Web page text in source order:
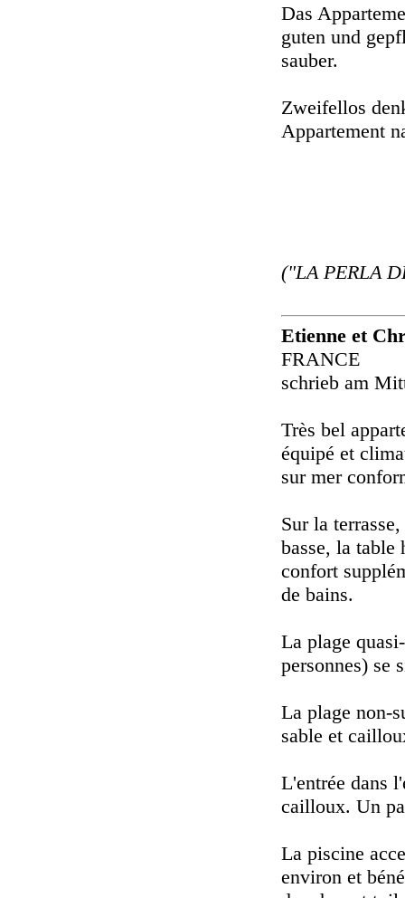
Das
guten und
sauber.
Zweifellos
Appartement
("LA PERLA
Etienne et
FRANCE
schrieb am
Très bel
équipé et
sur mer
Sur la
basse, la table
confort
de bains.
La plage
personnes) se
La plage non-
sable et
L'entrée dans
cailloux. Un
La piscine
environ et